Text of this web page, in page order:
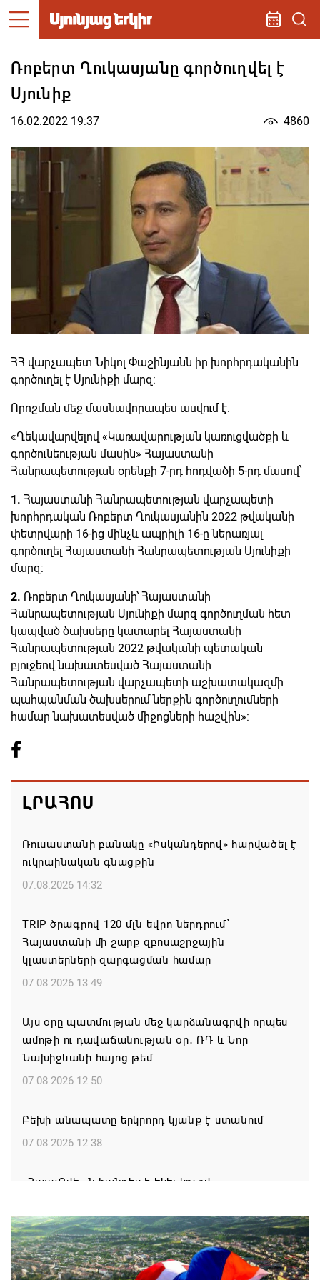
Ռոբերտ Ղուկասյանը գործուղվել է
Սյունիք
16.02.2022 19:37 4860
ՀՀ վարչապետ Նիկոլ Փաշինյանն իր խորհրդականին
գործուղել է Սյունիքի մարզ:
Որոշման մեջ մասնավորապես ասվում է.
«Ղեկավարվելով «Կառավարության կառուցվածքի և
գործունեության մասին» Հայաստանի
Հանրապետության օրենքի 7-րդ հոդվածի 5-րդ մասով՝
1. Հայաստանի Հանրապետության վարչապետի
խորհրդական Ռոբերտ Ղուկասյանին 2022 թվականի
փետրվարի 16-ից մինչև ապրիլի 16-ը ներառյալ
գործուղել Հայաստանի Հանրապետության Սյունիքի
մարզ:
2. Ռոբերտ Ղուկասյանի՝ Հայաստանի
Հանրապետության Սյունիքի մարզ գործուղման հետ
կապված ծախսերը կատարել Հայաստանի
Հանրապետության 2022 թվականի պետական
բյուջեով նախատեսված Հայաստանի
Հանրապետության վարչապետի աշխատակազմի
պահպանման ծախսերում ներքին գործուղումների
համար նախատեսված միջոցների հաշվին»:
ԼՐԱՀՈՍ
Ռուսաստանի բանակը «Իսկանդերով» հարվածել է
ուկրաինական գնացքին
07.08.2026 14:32
TRIP ծրագրով 120 մլն եվրո ներդրում՝
Հայաստանի մի շարք զբոսաշրջային
կլաստերների զարգացման համար
07.08.2026 13:49
Այս օրը պատմության մեջ կարձանագրվի որպես
ամոթի ու դավաճանության օր․ ՌԴ և Նոր
Նախիջևանի հայոց թեմ
07.08.2026 12:50
Բեխի անապատը երկրորդ կյանք է ստանում
07.08.2026 12:38
«ՀայաՔվե»-ն հանդես է եկել կոչով
Շարունակվում են պաշտպանության նախարարի
առաջին տեղակալ, ԳՇ պետ, գեներալ-լեյտենանտ